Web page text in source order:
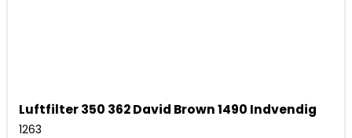
Luftfilter 350 362 David Brown 1490 Indvendig
1263